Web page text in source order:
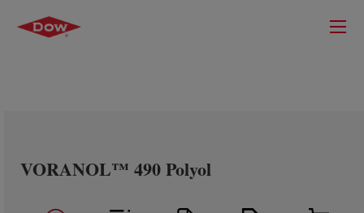
VORANOL™ 490 Polyol